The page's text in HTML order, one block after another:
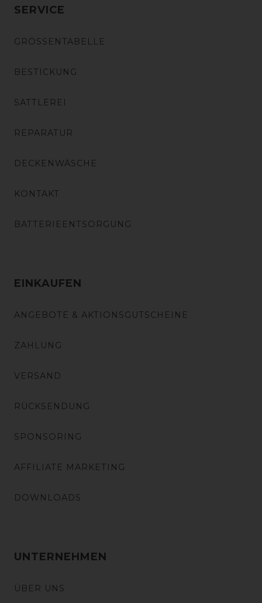
SERVICE
GRÖSSENTABELLE
BESTICKUNG
SATTLEREI
REPARATUR
DECKENWÄSCHE
KONTAKT
BATTERIEENTSORGUNG
EINKAUFEN
ANGEBOTE & AKTIONSGUTSCHEINE
ZAHLUNG
VERSAND
RÜCKSENDUNG
SPONSORING
AFFILIATE MARKETING
DOWNLOADS
UNTERNEHMEN
ÜBER UNS